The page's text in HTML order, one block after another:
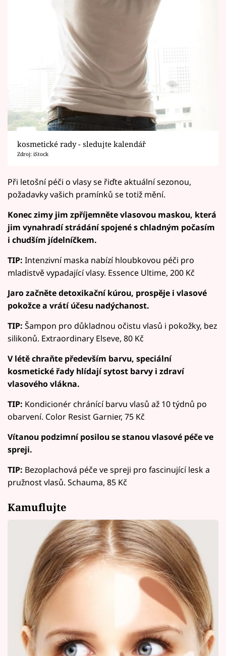
kosmetické rady - sledujte kalendář
Zdroj: iStock
Při letošní péči o vlasy se řiďte aktuální sezonou,
požadavky vašich pramínků se totiž mění.
Konec zimy jim zpříjemněte vlasovou maskou, která
jim vynahradí strádání spojené s chladným počasím
i chudším jídelníčkem.
TIP: Intenzivní maska nabízí hloubkovou péči pro
mladistvě vypadající vlasy. Essence Ultime, 200 Kč
Jaro začněte detoxikační kúrou, prospěje i vlasové
pokožce a vrátí účesu nadýchanost.
TIP: Šampon pro důkladnou očistu vlasů i pokožky, bez
silikonů. Extraordinary Elseve, 80 Kč
V létě chraňte především barvu, speciální
kosmetické řady hlídají sytost barvy i zdraví
vlasového vlákna.
TIP: Kondicionér chránící barvu vlasů až 10 týdnů po
obarvení. Color Resist Garnier, 75 Kč
Vítanou podzimní posilou se stanou vlasové péče ve
spreji.
TIP: Bezoplachová péče ve spreji pro fascinující lesk a
pružnost vlasů. Schauma, 85 Kč
Kamuflujte